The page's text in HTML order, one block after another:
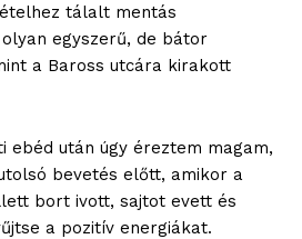
ELŐFIZETÉS
tálalt mentás
egyszerű, de bátor
a Baross utcára kirakott
ebéd után úgy éreztem magam,
bevetés előtt, amikor a
bort ivott, sajtot evett és
a pozitív energiákat.